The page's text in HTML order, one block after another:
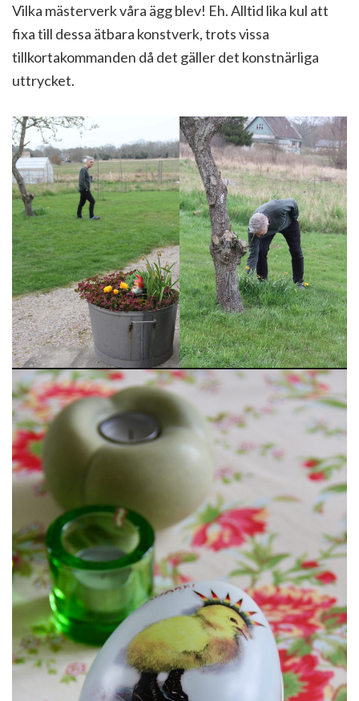
Vilka mästerverk våra ägg blev! Eh. Alltid lika kul att
fixa till dessa ätbara konstverk, trots vissa
tillkortakommanden då det gäller det konstnärliga
uttrycket.